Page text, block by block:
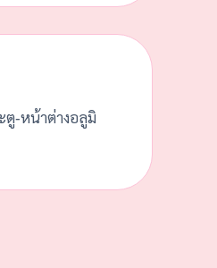
ตู-หน้าต่างอลูมิ